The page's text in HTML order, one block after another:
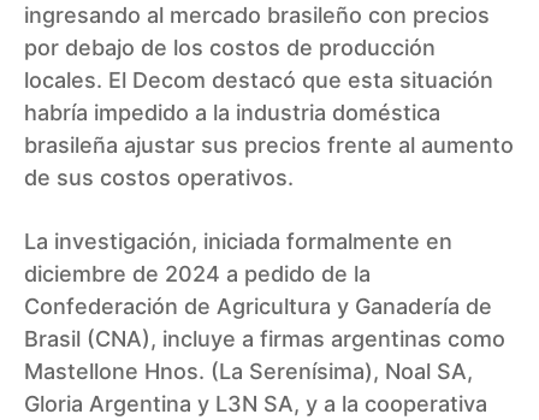
ingresando al mercado brasileño con precios
por debajo de los costos de producción
locales. El Decom destacó que esta situación
habría impedido a la industria doméstica
brasileña ajustar sus precios frente al aumento
de sus costos operativos.
La investigación, iniciada formalmente en
diciembre de 2024 a pedido de la
Confederación de Agricultura y Ganadería de
Brasil (CNA), incluye a firmas argentinas como
Mastellone Hnos. (La Serenísima), Noal SA,
Gloria Argentina y L3N SA, y a la cooperativa